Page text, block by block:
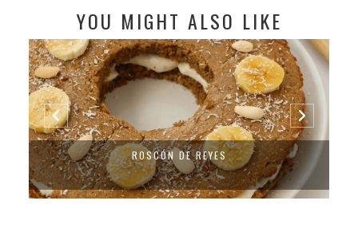
YOU MIGHT ALSO LIKE
ROSCÓN DE REYES